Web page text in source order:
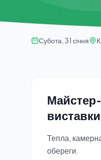
Субота, 31 січня
Майстер-
Тепла,
обереги.